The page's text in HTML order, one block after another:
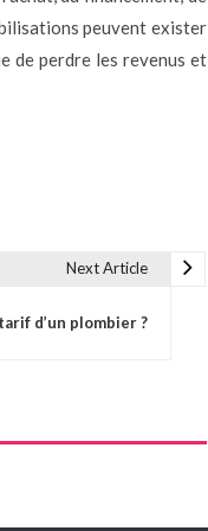
peuvent exister
de perdre les revenus et
Next Article
d’un plombier ?